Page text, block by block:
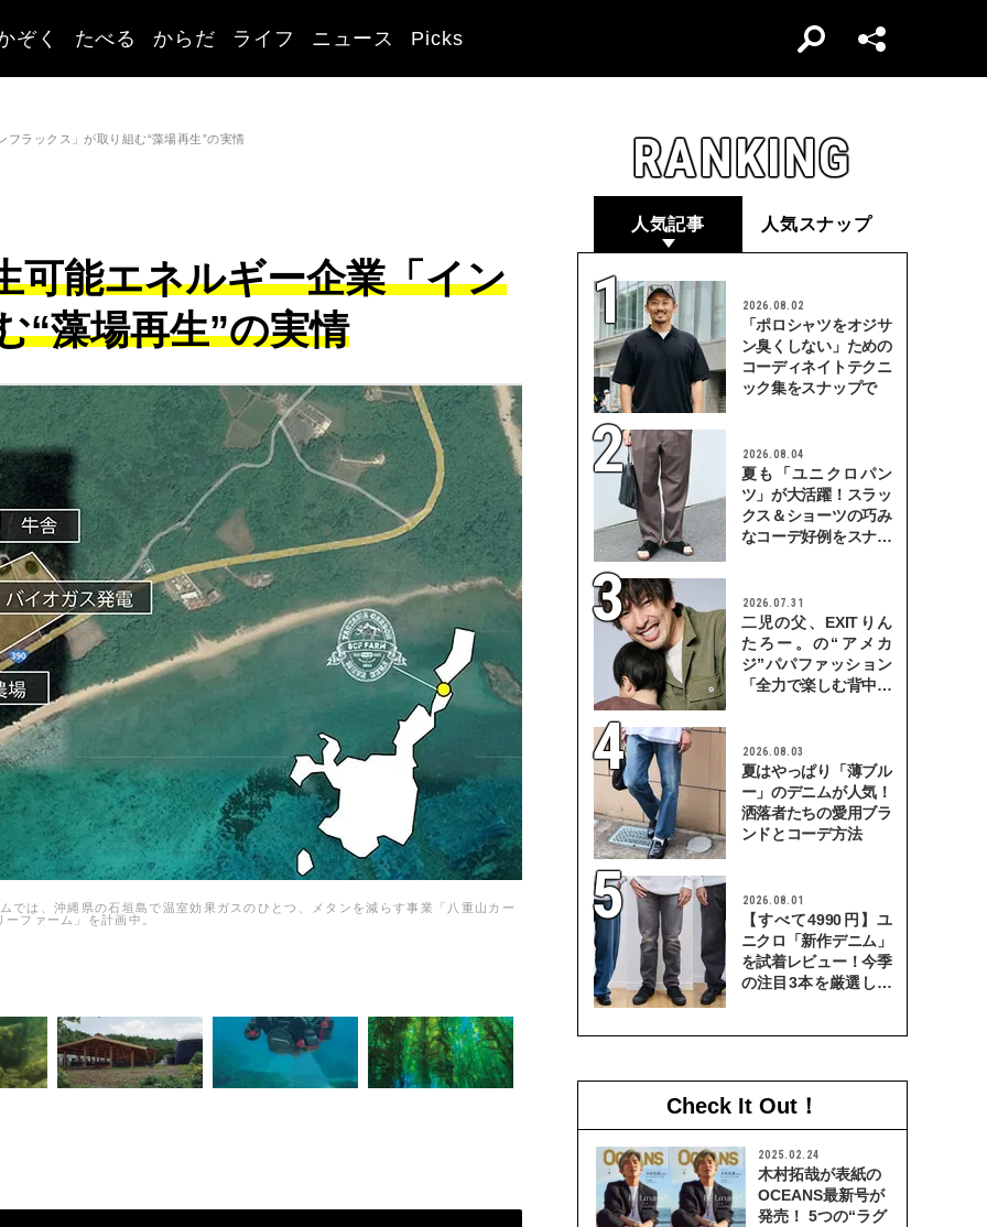
ぞく たべる からだ ライフ ニュース Picks
ラックス」が取り組む“藻場再生”の実情
可能エネルギー企業「イン
“藻場再生”の実情
では、沖縄県の石垣島で温室効果ガスのひとつ、メタンを減らす事業「八重山カー
ーファーム」を計画中。
RANKING
人気記事 人気スナップ
2026.08.02
「ポロシャツをオジサ
ン臭くしない」ための
コーディネイトテクニ
ック集をスナップで
2026.08.04
夏も「ユニクロパン
ツ」が大活躍！スラッ
クス＆ショーツの巧み
なコーデ好例をスナッ
2026.07.31
二児の父、EXITりん
たろー。の“アメカ
ジ”パパファッション
「全力で楽しむ背中を
2026.08.03
夏はやっぱり「薄ブル
ー」のデニムが人気！
洒落者たちの愛用ブラ
ンドとコーデ方法
2026.08.01
【すべて4990円】ユ
ニクロ「新作デニム」
を試着レビュー！今季
の注目3本を厳選して
Check It Out！
2025.02.24
木村拓哉が表紙の
OCEANS最新号が
発売！ 5つの“ラグ